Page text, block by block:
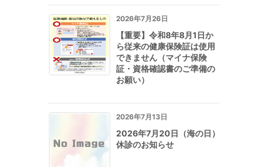
2026年7月26日
【重要】令和8年8月1日か
ら従来の健康保険証は使用
できません（マイナ保険
証・資格確認書のご準備の
お願い）
2026年7月13日
2026年7月20日（海の日）
休診のお知らせ